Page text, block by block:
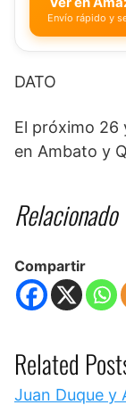
Envío rápido y
DATO
El próximo 26
en Ambato y
Relacionado
Compartir
Related
Juan Duque y